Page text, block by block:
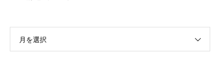
月を選択